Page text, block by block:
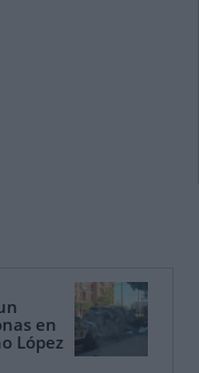
en
López